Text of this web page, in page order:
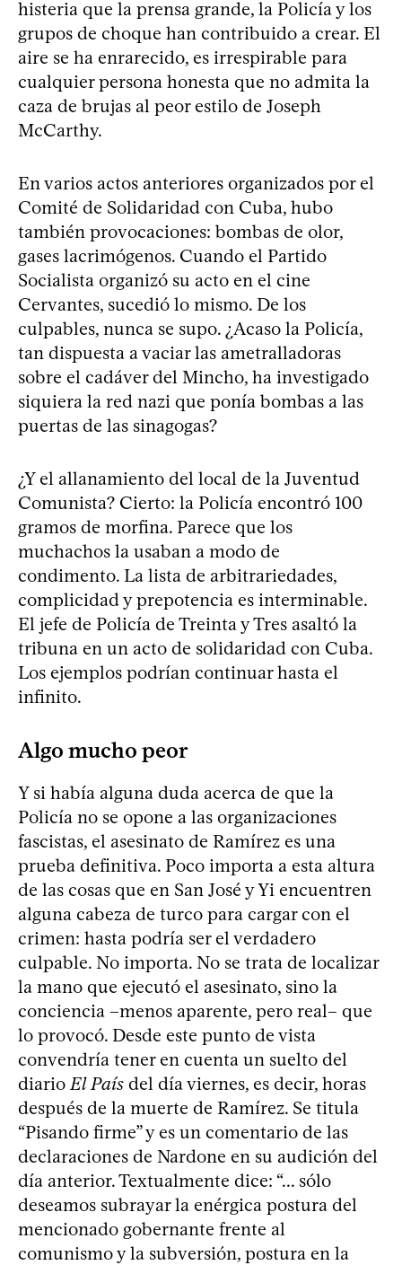
histeria que la prensa grande, la Policía y los
grupos de choque han contribuido a crear. El
aire se ha enrarecido, es irrespirable para
cualquier persona honesta que no admita la
caza de brujas al peor estilo de Joseph
McCarthy.
En varios actos anteriores organizados por el
Comité de Solidaridad con Cuba, hubo
también provocaciones: bombas de olor,
gases lacrimógenos. Cuando el Partido
Socialista organizó su acto en el cine
Cervantes, sucedió lo mismo. De los
culpables, nunca se supo. ¿Acaso la Policía,
tan dispuesta a vaciar las ametralladoras
sobre el cadáver del Mincho, ha investigado
siquiera la red nazi que ponía bombas a las
puertas de las sinagogas?
¿Y el allanamiento del local de la Juventud
Comunista? Cierto: la Policía encontró 100
gramos de morfina. Parece que los
muchachos la usaban a modo de
condimento. La lista de arbitrariedades,
complicidad y prepotencia es interminable.
El jefe de Policía de Treinta y Tres asaltó la
tribuna en un acto de solidaridad con Cuba.
Los ejemplos podrían continuar hasta el
infinito.
Algo mucho peor
Y si había alguna duda acerca de que la
Policía no se opone a las organizaciones
fascistas, el asesinato de Ramírez es una
prueba definitiva. Poco importa a esta altura
de las cosas que en San José y Yi encuentren
alguna cabeza de turco para cargar con el
crimen: hasta podría ser el verdadero
culpable. No importa. No se trata de localizar
la mano que ejecutó el asesinato, sino la
conciencia –menos aparente, pero real– que
lo provocó. Desde este punto de vista
convendría tener en cuenta un suelto del
diario El País del día viernes, es decir, horas
después de la muerte de Ramírez. Se titula
“Pisando firme” y es un comentario de las
declaraciones de Nardone en su audición del
día anterior. Textualmente dice: “... sólo
deseamos subrayar la enérgica postura del
mencionado gobernante frente al
comunismo y la subversión, postura en la